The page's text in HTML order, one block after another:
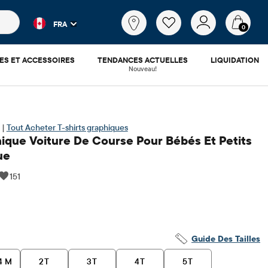
populaires et les résultats de produits au fur et à
FRA 0
ET ACCESSOIRES TENDANCES ACTUELLES
Nouveau!
LIQUIDATION
| Tout Acheter T-shirts graphiques
Voiture De Course Pour Bébés Et Petits
151
Guide Des Tailles
M 2T 3T 4T 5T